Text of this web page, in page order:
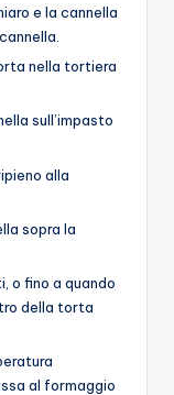
e la cannella
nella tortiera
sull’impasto
alla
sopra la
o fino a quando
della torta
al formaggio